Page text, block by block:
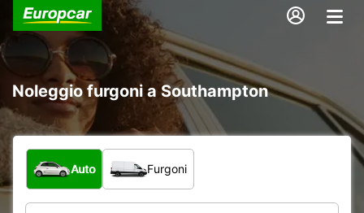
Noleggio furgoni a Southampton
Scegli la tipologia di veicolo:
Auto Furgoni